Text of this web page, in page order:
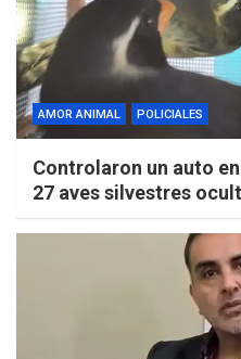
AMOR ANIMAL POLICIALES
Controlaron un auto
27 aves silvestres